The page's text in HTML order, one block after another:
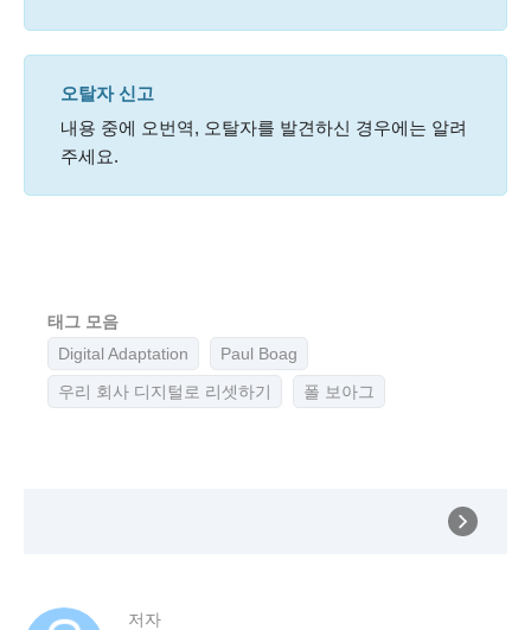
오탈자 신고
내용 중에 오번역, 오탈자를 발견하신 경우에는 알려
주세요.
태그 모음
Digital Adaptation
Paul Boag
우리 회사 디지털로 리셋하기
폴 보아그
저자